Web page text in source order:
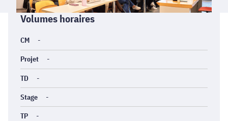
Informations
générales
Volumes horaires
CM -
Projet -
TD -
Stage -
TP -